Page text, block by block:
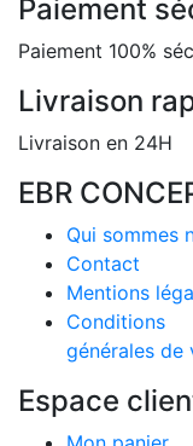
Paiement
Paiement 100%
Livraison
Livraison en 24H
EBR
Qui sommes
Contact
Mentions
Conditions
générales de
Espace